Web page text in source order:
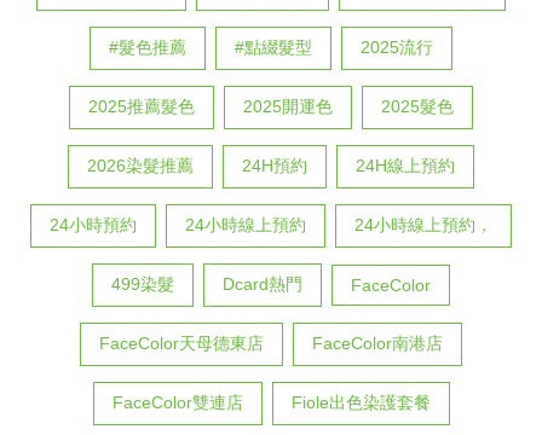
#髮色推薦 #點綴髮型 2025流行
2025推薦髮色 2025開運色 2025髮色
2026染髮推薦 24H預約 24H線上預約
24小時預約 24小時線上預約 24小時線上預約，
499染髮 Dcard熱門 FaceColor
FaceColor天母德東店 FaceColor南港店
FaceColor雙連店 Fiole出色染護套餐